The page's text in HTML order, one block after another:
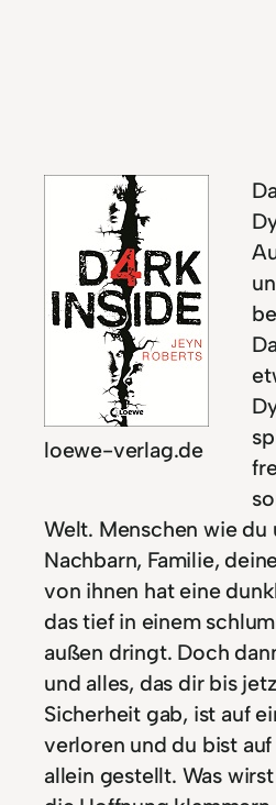
loewe-verlag.de
Welt. Menschen wie du
Nachbarn, Familie,
von ihnen hat eine
das tief in einem
außen dringt. Doch
und alles, das dir bis
Sicherheit gab, ist auf
verloren und du bist
allein gestellt. Was